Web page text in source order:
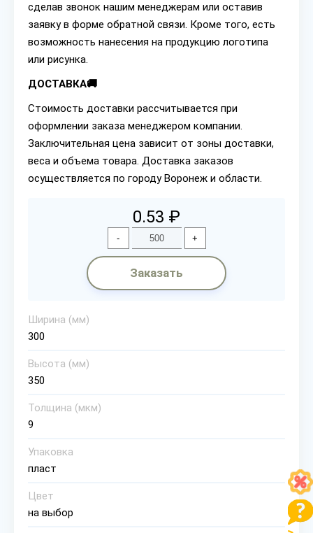
сделав звонок нашим менеджерам или оставив
заявку в форме обратной связи. Кроме того, есть
возможность нанесения на продукцию логотипа
или рисунка.
ДОСТАВКА🚚
Стоимость доставки рассчитывается при
оформлении заказа менеджером компании.
Заключительная цена зависит от зоны доставки,
веса и объема товара. Доставка заказов
осуществляется по городу Воронеж и области.
0.53 ₽
- +
Заказать
Ширина (мм)
300
Высота (мм)
350
Толщина (мкм)
9
Упаковка
пласт
Цвет
на выбор